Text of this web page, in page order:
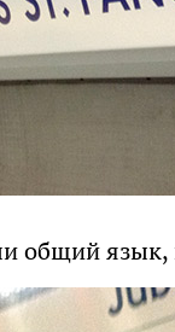
общий язык,